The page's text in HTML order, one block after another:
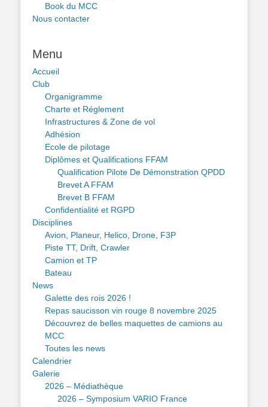
Book du MCC
Nous contacter
Menu
Accueil
Club
Organigramme
Charte et Réglement
Infrastructures & Zone de vol
Adhésion
Ecole de pilotage
Diplômes et Qualifications FFAM
Qualification Pilote De Démonstration QPDD
Brevet A FFAM
Brevet B FFAM
Confidentialité et RGPD
Disciplines
Avion, Planeur, Helico, Drone, F3P
Piste TT, Drift, Crawler
Camion et TP
Bateau
News
Galette des rois 2026 !
Repas saucisson vin rouge 8 novembre 2025
Découvrez de belles maquettes de camions au
MCC
Toutes les news
Calendrier
Galerie
2026 – Médiathèque
2026 – Symposium VARIO France